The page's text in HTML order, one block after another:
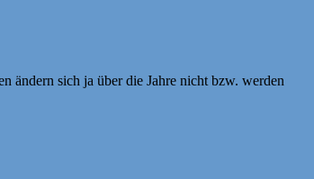
ändern sich ja über die Jahre nicht bzw. werden